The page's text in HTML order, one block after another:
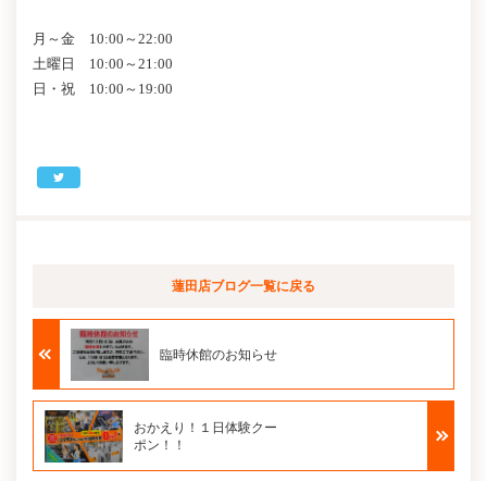
月～金 10:00～22:00
土曜日 10:00～21:00
日・祝 10:00～19:00
蓮田店ブログ一覧に戻る
臨時休館のお知らせ
おかえり！１日体験クー
ポン！！